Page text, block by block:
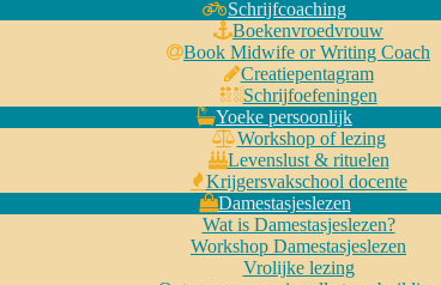
Schrijfcoaching
Boekenvroedvrouw
Book Midwife or Writing Coach
Creatiepentagram
Schrijfoefeningen
Yoeke persoonlijk
Workshop of lezing
Levenslust & rituelen
Krijgersvakschool docente
Damestasjeslezen
Wat is Damestasjeslezen?
Workshop Damestasjeslezen
Vrolijke lezing